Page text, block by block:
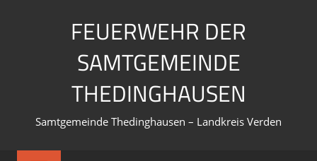
FEUERWEHR DER
SAMTGEMEINDE
THEDINGHAUSEN
Samtgemeinde Thedinghausen – Landkreis Verden